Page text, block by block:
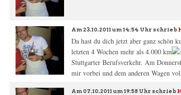
Am 23.10.2011 um 14:54 Uhr schrieb
Da hast du dich jetzt aber ganz schön
letzten 4 Wochen mehr als 4.000 km
Stuttgarter Berufsverkehr. Am
mir vorbei und dem anderen Wagen
Am 07.10.2011 um 19:58 Uhr schrieb